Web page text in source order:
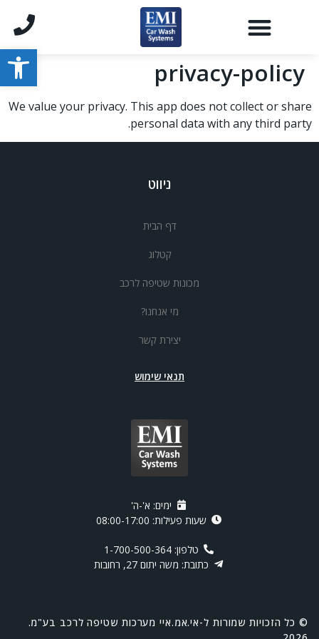
פתח
privacy-policy
We value your privacy. This app does not collect or share
personal data with any third party.
ניווט
דף הבית
קטלוג
מכונות שטיפה לרכב
מי אנחנו?
יצירת קשר
תנאי שימוש
ימים: א'-ה'
שעות פעילות: 08:00-17:00
טלפון: 1-700-500-364
כתובת: משה יתום 27, רחובות
© כל הזכויות שמורות ל-אי.אמ.איי מערכות שטיפה לרכב בע"מ.